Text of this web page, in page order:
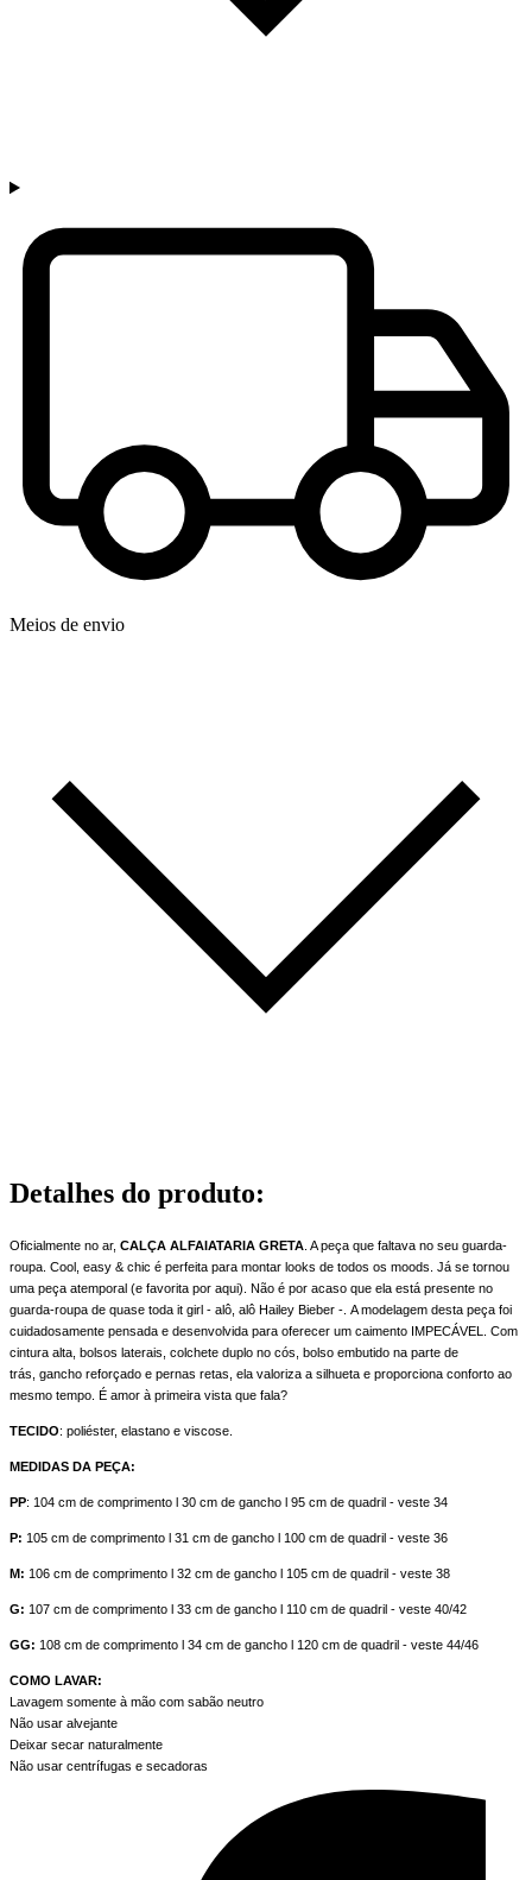
Meios de envio
Detalhes do produto:
Oficialmente no ar, CALÇA ALFAIATARIA GRETA . A peça que faltava no seu guarda-
roupa. Cool, easy & chic é perfeita para montar looks de todos os moods. Já se tornou
uma peça atemporal (e favorita por aqui). Não é por acaso que ela está presente no
guarda-roupa de quase toda it girl - alô, alô Hailey Bieber -. A modelagem desta peça foi
cuidadosamente pensada e desenvolvida para oferecer um caimento IMPECÁVEL. Com
cintura alta, bolsos laterais, colchete duplo no cós, bolso embutido na parte de
trás, gancho reforçado e pernas retas, ela valoriza a silhueta e proporciona conforto ao
mesmo tempo. É amor à primeira vista que fala?
TECIDO: poliéster, elastano e viscose.
MEDIDAS DA PEÇA:
PP: 104 cm de comprimento l 30 cm de gancho l 95 cm de quadril - veste 34
P: 105 cm de comprimento l 31 cm de gancho l 100 cm de quadril - veste 36
M: 106 cm de comprimento l 32 cm de gancho l 105 cm de quadril - veste 38
G: 107 cm de comprimento l 33 cm de gancho l 110 cm de quadril - veste 40/42
GG: 108 cm de comprimento l 34 cm de gancho l 120 cm de quadril - veste 44/46
COMO LAVAR:
Lavagem somente à mão com sabão neutro
Não usar alvejante
Deixar secar naturalmente
Não usar centrífugas e secadoras